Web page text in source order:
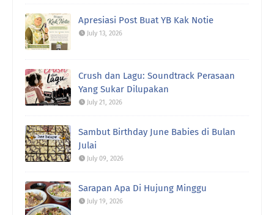
Apresiasi Post Buat YB Kak Notie
July 13, 2026
Crush dan Lagu: Soundtrack Perasaan
Yang Sukar Dilupakan
July 21, 2026
Sambut Birthday June Babies di Bulan
Julai
July 09, 2026
Sarapan Apa Di Hujung Minggu
July 19, 2026